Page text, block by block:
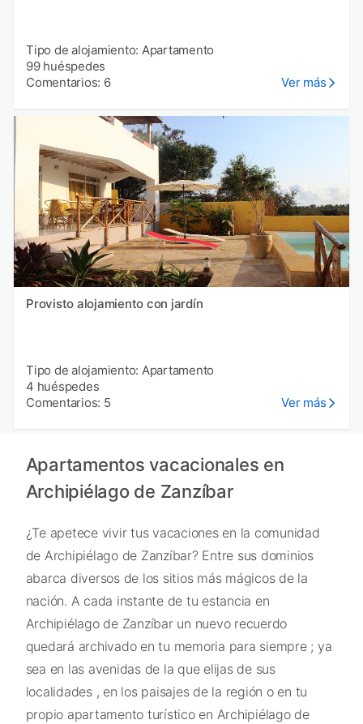
Tipo de alojamiento: Apartamento
99 huéspedes
Comentarios: 6
Ver más
Provisto alojamiento con jardín
Tipo de alojamiento: Apartamento
4 huéspedes
Comentarios: 5
Ver más
Apartamentos vacacionales en
Archipiélago de Zanzíbar
¿Te apetece vivir tus vacaciones en la comunidad
de Archipiélago de Zanzíbar? Entre sus dominios
abarca diversos de los sitios más mágicos de la
nación. A cada instante de tu estancia en
Archipiélago de Zanzíbar un nuevo recuerdo
quedará archivado en tu memoria para siempre ; ya
sea en las avenidas de la que elijas de sus
localidades , en los paisajes de la región o en tu
propio apartamento turístico en Archipiélago de